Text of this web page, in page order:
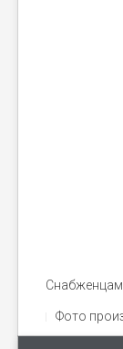
Снабженцам
Фото